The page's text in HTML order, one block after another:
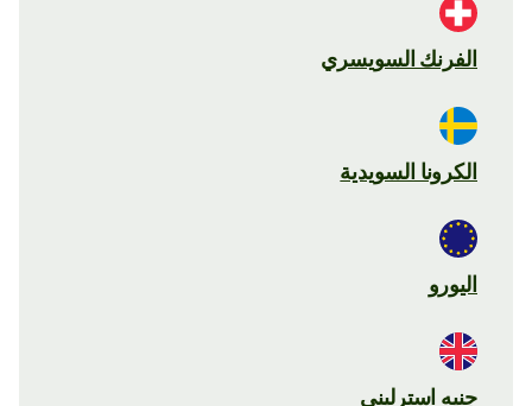
الفرنك السويسري
الكرونا السويدية
اليورو
جنيه استرليني